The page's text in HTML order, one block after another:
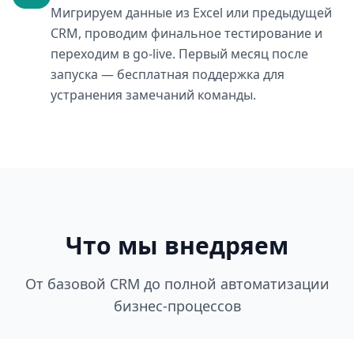
Мигрируем данные из Excel или предыдущей
CRM, проводим финальное тестирование и
переходим в go-live. Первый месяц после
запуска — бесплатная поддержка для
устранения замечаний команды.
Что мы внедряем
От базовой CRM до полной автоматизации
бизнес-процессов